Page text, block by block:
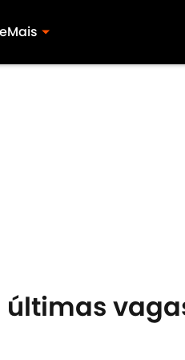
Mais
últimas